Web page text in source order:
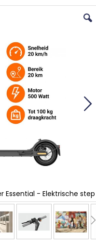
Essential - Elektrische step